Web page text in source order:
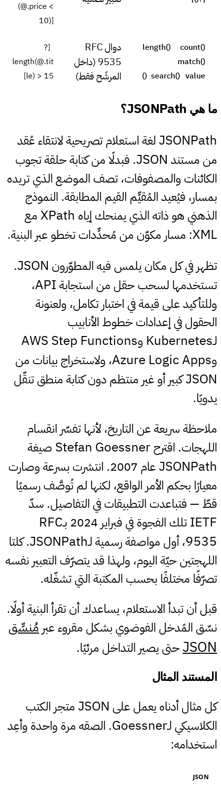
(@.price <
10)]
length()
count()
match()
search() value()
دوالRFC
9535 (داخل
المرشّح فقط)
[?
length(@.tit
le) > 15]
#
ما هي JSONPath؟
JSONPath لغة استعلام تصريحية لانتقاء عُقد
من مستند JSON. فبدلًا من كتابة حلقة تجوب
الكائنات والمصفوفات، تصف الموضع الذي تريده
بمسار، فيُعيد المُقيِّم القيم المطابقة. النموذج
الذهني هو ذاته الذي يمنحك إياه XPathمع
XML: مسار مكوّن من مُحدِّدات تخطو عبر البنية.
تظهر في كل مكان يلمس فيه المطوّرون JSON
.
تستخدمها لسحب حقل من استجابةAPI،
وللتأكيد على قيمة في اختبار تكامل، ولعنونة
الحقول في إعدادات خطوط الأنابيب
لـKubernetes وAWS Step Functions
وAzure Logic Apps، ولاستخراج بيانات من
JSONكبير أو غير منتظم دون كتابة منطق تنقّل
يدويًا.
ملاحظة سريعة عن التاريخ، لأنها تفسّر انقسام
اللهجات. اقترحStefan Goessner صيغة
JSONPath
عام 2007. انتشرت بسرعة وصارت
معيارًا بحكم الأمر الواقع، لكنها لم تُوصَّف رسميًا
قطّ — فتباعدت التطبيقات في التفاصيل. سدّ
IETFتلك الفجوة في فبراير 2024 بـ
RFC
9535، أول مواصفة رسمية لـJSONPath. كلتا
اللهجتين حيّة اليوم، ولهذا قد يتصرّف التعبير نفسه
تصرّفًا مختلفًا بحسب المكتبة التي تشغّله.
قبل أن تبدأ الاستعلام، يساعدك أن تقرأ البنية أولًا.
نسّق المُدخل الفوضوي بشكل مقروء عبر مُنسِّق
JSONحتى يصير التداخل مرئيًا.
#
المستند المثال
كل مثال أدناه يعمل على JSON متجر الكتب
الكلاسيكي لـGoessner. الصقه مرة واحدة وأعِد
استخدامه:
JSON